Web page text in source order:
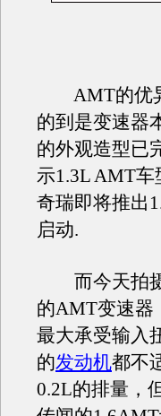
『
AMT的优异
的到是变速器
的外观造型已
示1.3L AMT
奇瑞即将推出
启动.
而今天拍摄
的AMT变速器
最大承受输入
的发动机都不
0.2L的排量，